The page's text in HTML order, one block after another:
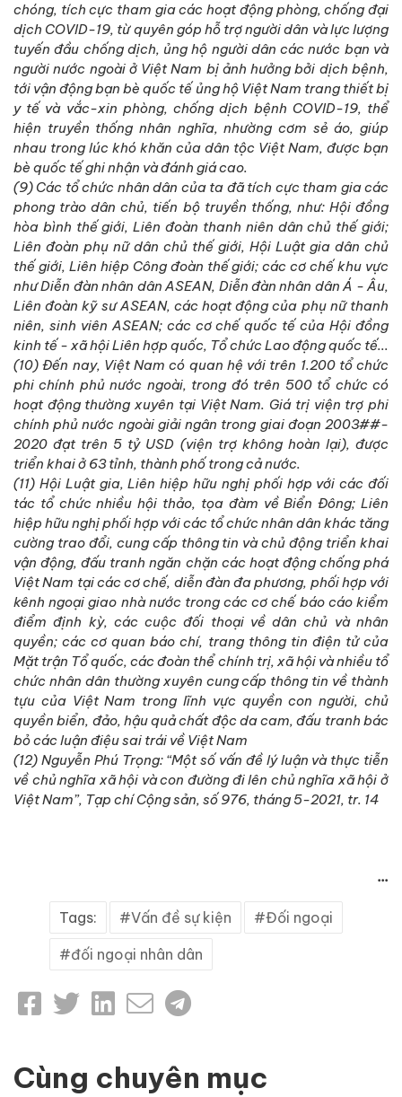
chóng, tích cực tham gia các hoạt động phòng, chống đại
dịch COVID-19, từ quyên góp hỗ trợ người dân và lực lượng
tuyến đầu chống dịch, ủng hộ người dân các nước bạn và
người nước ngoài ở Việt Nam bị ảnh hưởng bởi dịch bệnh,
tới vận động bạn bè quốc tế ủng hộ Việt Nam trang thiết bị
y tế và vắc-xin phòng, chống dịch bệnh COVID-19, thể
hiện truyền thống nhân nghĩa, nhường cơm sẻ áo, giúp
nhau trong lúc khó khăn của dân tộc Việt Nam, được bạn
bè quốc tế ghi nhận và đánh giá cao.
(9) Các tổ chức nhân dân của ta đã tích cực tham gia các
phong trào dân chủ, tiến bộ truyền thống, như: Hội đồng
hòa bình thế giới, Liên đoàn thanh niên dân chủ thế giới;
Liên đoàn phụ nữ dân chủ thế giới, Hội Luật gia dân chủ
thế giới, Liên hiệp Công đoàn thế giới; các cơ chế khu vực
như Diễn đàn nhân dân ASEAN, Diễn đàn nhân dân Á - Âu,
Liên đoàn kỹ sư ASEAN, các hoạt động của phụ nữ thanh
niên, sinh viên ASEAN; các cơ chế quốc tế của Hội đồng
kinh tế - xã hội Liên hợp quốc, Tổ chức Lao động quốc tế...
(10) Đến nay, Việt Nam có quan hệ với trên 1.200 tổ chức
phi chính phủ nước ngoài, trong đó trên 500 tổ chức có
hoạt động thường xuyên tại Việt Nam. Giá trị viện trợ phi
chính phủ nước ngoài giải ngân trong giai đoạn 2003##-
2020 đạt trên 5 tỷ USD (viện trợ không hoàn lại), được
triển khai ở 63 tỉnh, thành phố trong cả nước.
(11) Hội Luật gia, Liên hiệp hữu nghị phối hợp với các đối
tác tổ chức nhiều hội thảo, tọa đàm về Biển Đông; Liên
hiệp hữu nghị phối hợp với các tổ chức nhân dân khác tăng
cường trao đổi, cung cấp thông tin và chủ động triển khai
vận động, đấu tranh ngăn chặn các hoạt động chống phá
Việt Nam tại các cơ chế, diễn đàn đa phương, phối hợp với
kênh ngoại giao nhà nước trong các cơ chế báo cáo kiểm
điểm định kỳ, các cuộc đối thoại về dân chủ và nhân
quyền; các cơ quan báo chí, trang thông tin điện tử của
Mặt trận Tổ quốc, các đoàn thể chính trị, xã hội và nhiều tổ
chức nhân dân thường xuyên cung cấp thông tin về thành
tựu của Việt Nam trong lĩnh vực quyền con người, chủ
quyền biển, đảo, hậu quả chất độc da cam, đấu tranh bác
bỏ các luận điệu sai trái về Việt Nam
(12) Nguyễn Phú Trọng: “Một số vấn đề lý luận và thực tiễn
về chủ nghĩa xã hội và con đường đi lên chủ nghĩa xã hội ở
Việt Nam”, Tạp chí Cộng sản, số 976, tháng 5-2021, tr. 14
...
Tags: Vấn đề sự kiện Đối ngoại
đối ngoại nhân dân
Cùng chuyên mục